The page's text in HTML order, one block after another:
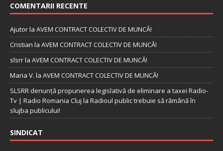
COMENTARII RECENTE
Ajutorla AVEM CONTRACT COLECTIV DE MUNCĂ!
Cristian la AVEM CONTRACT COLECTIV DE MUNCĂ!
slsrrla AVEM CONTRACT COLECTIV DE MUNCĂ!
Maria V. la AVEM CONTRACT COLECTIV DE MUNCĂ!
SLSRR denunţă propunerea legislativă de eliminare a taxei Radio-
Tv | Radio Romania Cluj la Radioul public trebuie să rămână în
slujba publicului!
SINDICAT